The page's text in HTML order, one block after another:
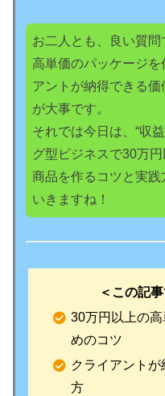
お二人とも、良い質問
高単価のパッケージを
アントが納得できる価
が大事です。
それでは今日は、“収
グ型ビジネスで30万
商品を作るコツと実践
いきますね！
＜この記
30万円以上の
めのコツ
クライアント
方